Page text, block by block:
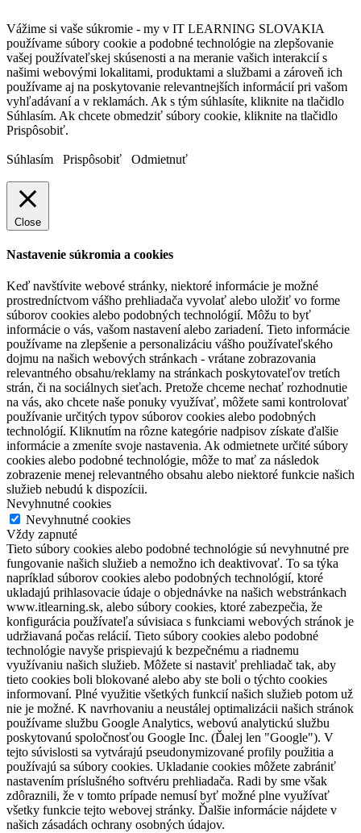
Vážime si vaše súkromie - my v IT LEARNING SLOVAKIA
používame súbory cookie a podobné technológie na zlepšovanie
vašej používateľskej skúsenosti a na meranie vašich interakcií s
našimi webovými lokalitami, produktami a službami a zároveň ich
používame aj na poskytovanie relevantnejších informácií pri vašom
vyhľadávaní a v reklamách. Ak s tým súhlasíte, kliknite na tlačidlo
Súhlasím. Ak chcete obmedziť súbory cookie, kliknite na tlačidlo
Prispôsobiť.
Súhlasím Prispôsobiť Odmietnuť
Close
Nastavenie súkromia a cookies
Keď navštívite webové stránky, niektoré informácie je možné
prostredníctvom vášho prehliadača vyvolať alebo uložiť vo forme
súborov cookies alebo podobných technológií. Môžu to byť
informácie o vás, vašom nastavení alebo zariadení. Tieto informácie
používame na zlepšenie a personalizáciu vášho používateľského
dojmu na našich webových stránkach - vrátane zobrazovania
relevantného obsahu/reklamy na stránkach poskytovateľov tretích
strán, či na sociálnych sieťach. Pretože chceme nechať rozhodnutie
na vás, ako chcete naše ponuky využívať, môžete sami kontrolovať
používanie určitých typov súborov cookies alebo podobných
technológií. Kliknutím na rôzne kategórie nadpisov získate ďalšie
informácie a zmeníte svoje nastavenia. Ak odmietnete určité súbory
cookies alebo podobné technológie, môže to mať za následok
zobrazenie menej relevantného obsahu alebo niektoré funkcie našich
služieb nebudú k dispozícii.
Nevyhnutné cookies
Nevyhnutné cookies
Vždy zapnuté
Tieto súbory cookies alebo podobné technológie sú nevyhnutné pre
fungovanie našich služieb a nemožno ich deaktivovať. To sa týka
napríklad súborov cookies alebo podobných technológií, ktoré
ukladajú prihlasovacie údaje o objednávke na našich webstránkach
www.itlearning.sk, alebo súbory cookies, ktoré zabezpečia, že
konfigurácia používateľa súvisiaca s funkciami webových stránok je
udržiavaná počas relácií. Tieto súbory cookies alebo podobné
technológie navyše prispievajú k bezpečnému a riadnemu
využívaniu našich služieb. Môžete si nastaviť prehliadač tak, aby
tieto cookies boli blokované alebo aby ste boli o týchto cookies
informovaní. Plné využitie všetkých funkcií našich služieb potom už
nie je možné. K navrhovaniu a neustálej optimalizácii našich stránok
používame službu Google Analytics, webovú analytickú službu
poskytovanú spoločnosťou Google Inc. (Ďalej len "Google"). V
tejto súvislosti sa vytvárajú pseudonymizované profily použitia a
používajú sa súbory cookies. Ukladanie cookies môžete zabrániť
nastavením príslušného softvéru prehliadača. Radi by sme však
zdôraznili, že v tomto prípade nemusí byť možné plne využívať
všetky funkcie tejto webovej stránky. Ďalšie informácie nájdete v
našich zásadách ochrany osobných údajov.